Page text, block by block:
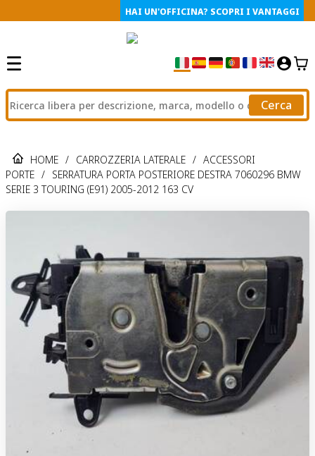
HAI UN'OFFICINA? SCOPRI I VANTAGGI
Cerca
HOME / CARROZZERIA LATERALE / ACCESSORI
PORTE / SERRATURA PORTA POSTERIORE DESTRA 7060296 BMW
SERIE 3 TOURING (E91) 2005-2012 163 CV